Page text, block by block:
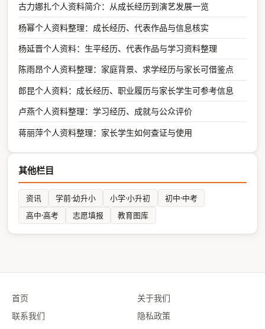
古力娜扎个人资料简介：从成长经历到演艺发展一览
杨幂个人资料整理：成长经历、代表作品与信息核实
杨延晋个人资料：生平经历、代表作品与学习资料整理
陈雨昂个人资料整理：家庭背景、求学经历与家长可借鉴点
郎昆个人资料：成长经历、职业履历与家长学生可参考信息
卢燕个人资料整理：学习经历、成就与公众评价
蒋丽萍个人资料整理：家长学生如何查证与使用
其他栏目
资讯 学前·幼升小 小学·小升初
初中·中考
高中·高考
志愿填报 教育图库
首页
关于我们
联系我们
隐私政策